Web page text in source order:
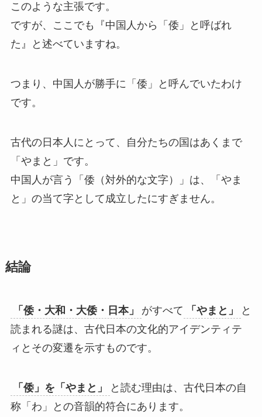
このような主張です。
ですが、ここでも『中国人から「倭」と呼ばれ
た』と述べていますね。
つまり、中国人が勝手に「倭」と呼んでいたわけ
です。
古代の日本人にとって、自分たちの国はあくまで
「やまと」です。
中国人が言う「倭（対外的な文字）」は、「やま
と」の当て字として成立したにすぎません。
結論
「倭・大和・大倭・日本」 がすべて 「やまと」
と
読まれる謎は、古代日本の文化的アイデンティテ
ィとその変遷を示すものです。
「倭」を「やまと」
と読む理由は、古代日本の自
称「わ」との音韻的符合にあります。